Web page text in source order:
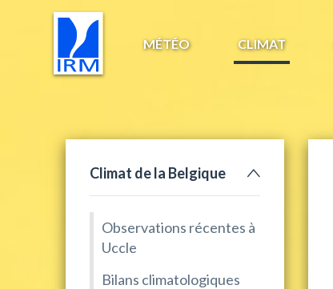
MÉTÉO CLIMAT
Climat de la Belgique
Observations récentes à
Uccle
Bilans climatologiques